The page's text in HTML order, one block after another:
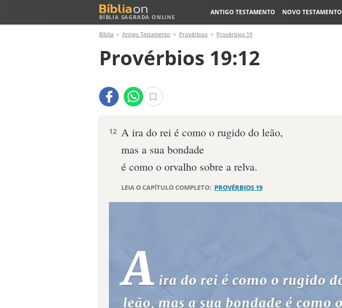
BÍBLIA SAGRADA ONLINE
ANTIGO TESTAMENTO NOVO TESTAMENTO
Bíblia Antigo Testamento Provérbios Provérbios 19
Provérbios 19:12
12 A ira do rei é como o rugido do leão,
mas a sua bondade
é como o orvalho sobre a relva.
LEIA O CAPÍTULO COMPLETO: PROVÉRBIOS 19